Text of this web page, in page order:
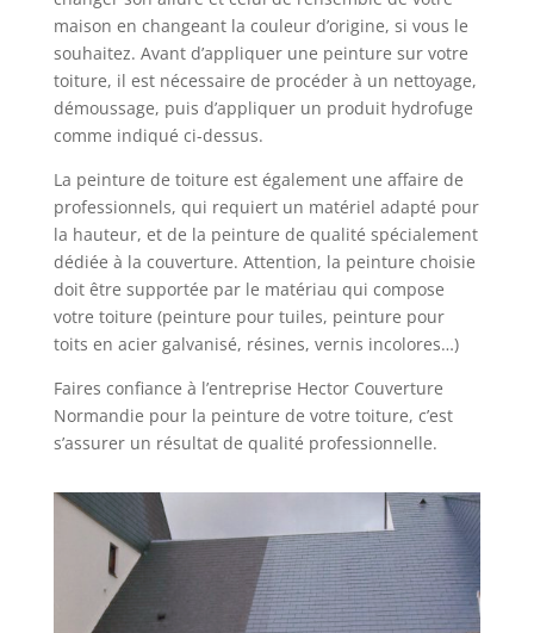
maison en changeant la couleur d’origine, si vous le
souhaitez. Avant d’appliquer une peinture sur votre
toiture, il est nécessaire de procéder à un nettoyage,
démoussage, puis d’appliquer un produit hydrofuge
comme indiqué ci-dessus.
La peinture de toiture est également une affaire de
professionnels, qui requiert un matériel adapté pour
la hauteur, et de la peinture de qualité spécialement
dédiée à la couverture. Attention, la peinture choisie
doit être supportée par le matériau qui compose
votre toiture (peinture pour tuiles, peinture pour
toits en acier galvanisé, résines, vernis incolores…)
Faires confiance à l’entreprise Hector Couverture
Normandie pour la peinture de votre toiture, c’est
s’assurer un résultat de qualité professionnelle.